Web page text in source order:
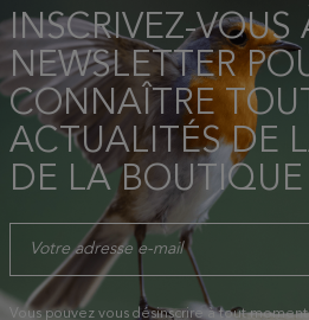
INSCRIVEZ-VOUS
NEWSLETTER
CONNAÎTRE
ACTUALITÉS DE
DE LA
Vous pouvez vous désinscrire à tout